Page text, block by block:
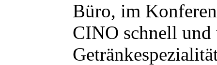
Büro, im
CINO schnell